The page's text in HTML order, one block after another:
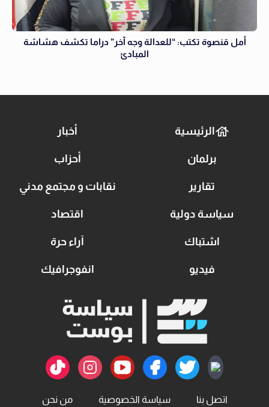
أمل قنصوة تكتب: “للعدالة وجه آخر” دراما تكشف هشاشة
المبادئ
الرئيسية أخبار
برلمان أحزاب
تقارير نقابات و مجتمع مدني
سياسة دولية اقتصاد
اشتباك آراء حرة
فيديو انفوجرافيك
اتصل بنا سياسة الخصوصية من نحن